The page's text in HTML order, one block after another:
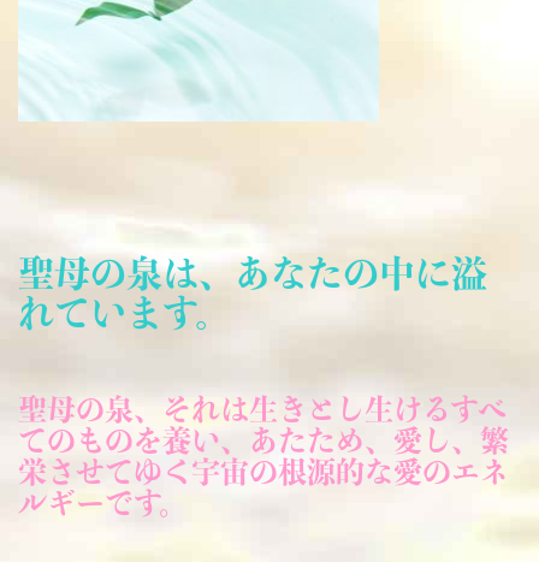
聖母の泉は、あなたの中に溢
れています。
聖母の泉、それは生きとし生けるすべ
てのものを養い、あたため、愛し、繁
栄させてゆく宇宙の根源的な愛のエネ
ルギーです。